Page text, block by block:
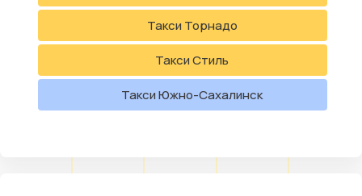
Такси Торнадо
Такси Стиль
Такси Южно-Сахалинск